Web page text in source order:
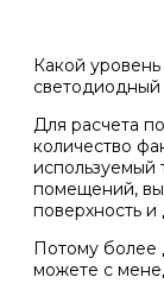
Какой
Для расчета
количество
используемый
помещений,
поверхность
Потому более
можете с